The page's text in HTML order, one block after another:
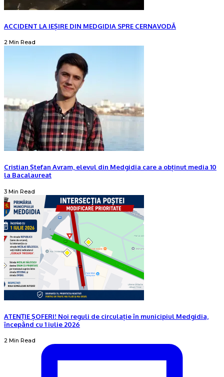
ACCIDENT LA IEȘIRE DIN MEDGIDIA SPRE CERNAVODĂ
2 Min Read
Cristian Ștefan Avram, elevul din Medgidia care a obținut media 10
la Bacalaureat
3 Min Read
ATENȚIE ȘOFERI! Noi reguli de circulație în municipiul Medgidia,
începând cu 1 iulie 2026
2 Min Read